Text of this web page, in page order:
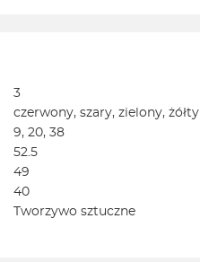
3
czerwony, szary, zielony, żółty
9, 20, 38
52.5
49
40
Tworzywo sztuczne